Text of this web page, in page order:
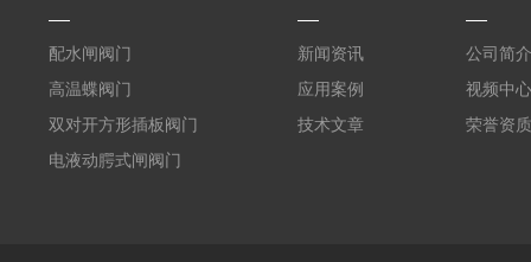
配水闸阀门
高温蝶阀门
双对开方形插板阀门
电液动腭式闸阀门
新闻资讯
应用案例
技术文章
公司简介
视频中心
荣誉资质